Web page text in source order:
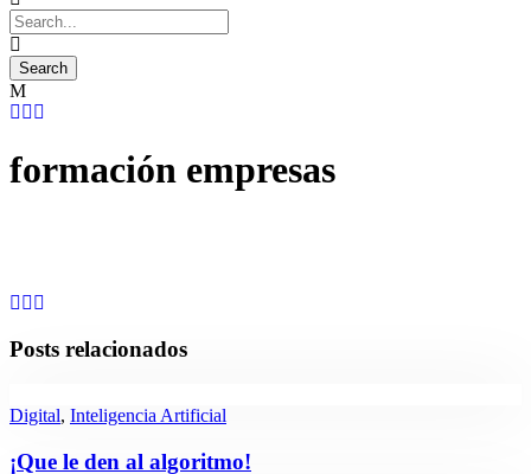
formación empresas
Posts relacionados
Digital, Inteligencia Artificial
¡Que le den al algoritmo!